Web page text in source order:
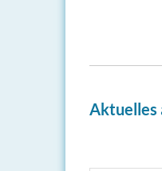
Aktuelles